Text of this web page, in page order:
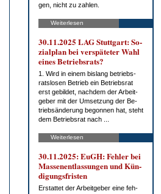
gen, nicht zu zah­len.
Weiterlesen
30.11.2025 LAG Stutt­gart: So­
zi­al­plan bei ver­spä­te­ter Wahl
ei­nes Be­triebs­rats?
1. Wird in ei­nem bis­lang be­triebs­
rats­lo­sen Be­trieb ein Be­triebs­rat
erst ge­bil­det, nach­dem der Ar­beit­
ge­ber mit der Um­set­zung der Be­
trieb­s­än­de­rung be­gon­nen hat, steht
dem Be­triebs­rat nach ...
Weiterlesen
30.11.2025: EuGH: Feh­ler bei
Mas­sen­ent­las­sun­gen und Kün­
di­gungs­fris­ten
Er­stat­tet der Ar­beit­ge­ber ei­ne feh­